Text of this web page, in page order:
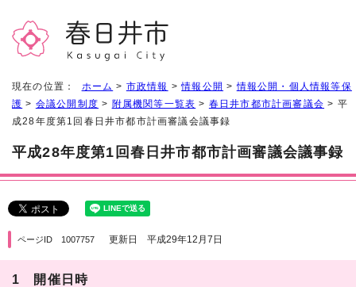
現在の位置： ホーム > 市政情報 >情報公開 >情報公開・個人情報等保
護 > 会議公開制度 > 附属機関等一覧表 > 春日井市都市計画審議会 > 平
成28年度第1回春日井市都市計画審議会議事録
平成28年度第1回春日井市都市計画審議会議事録
ページID 1007757 更新日 平成29年12月7日
1 開催日時